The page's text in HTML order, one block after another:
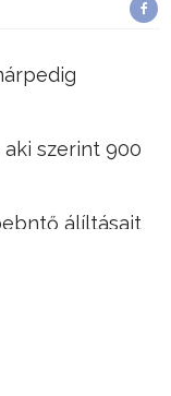
szerint 900
álíltásait